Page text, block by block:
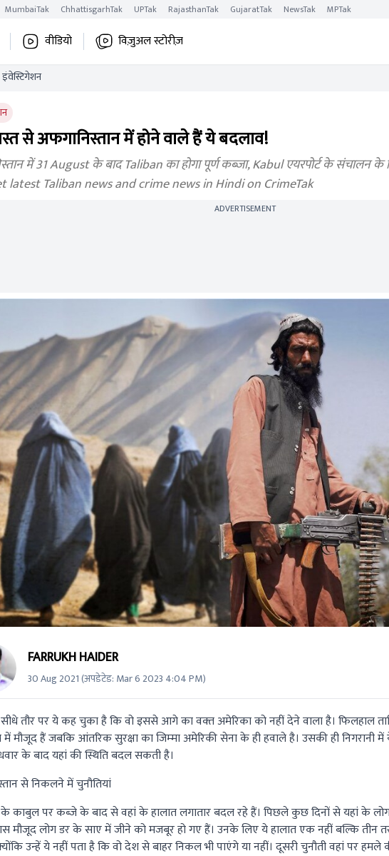
MumbaiTak ChhattisgarhTak UPTak RajasthanTak GujaratTak NewsTak MPTak
वीडियो विज़ुअल स्टोरीज़
इंवेस्टिगेशन
से अफगानिस्तान में होने वाले हैं ये बदलाव!
में 31 August के बाद Taliban का होगा पूर्ण कब्ज़ा, Kabul एयरपोर्ट के संचालन
latest Taliban news and crime news in Hindi on CrimeTak
ADVERTISEMENT
FARRUKH HAIDER
30 Aug 2021(अपडेटेड: Mar 6 2023 4:04 PM)
सीधे तौर पर ये कह चुका है कि वो इससे आगे का वक्‍त अमेरिका को नहीं देने वाला है। फिलहाल
में मौजूद हैं जबकि आंतरिक सुरक्षा का जिम्‍मा अमेरिकी सेना के ही हवाले है। उसकी ही निगरानी में
के बाद यहां की स्थिति बदल सकती है।
से निकलने में चुनौतियां
के काबुल पर कब्‍जे के बाद से वहां के हालात लगातार बदल रहे हैं। पिछले कुछ दिनों से यहां के
लोग डर के साए में जीने को मजबूर हो गए हैं। उनके लिए ये हालात एक नहीं बल्कि तीन
उन्‍हें ये नहीं पता है कि वो देश से बाहर निकल भी पाएंगे या नहीं। दूसरी चुनौती वहां पर